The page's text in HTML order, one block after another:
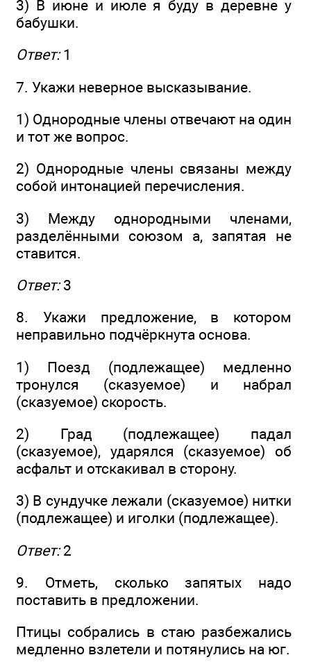
3) В июне и июле я буду в деревне у
бабушки.
Ответ:1
7. Укажи неверное высказывание.
1) Однородные члены отвечают на один
и тот же вопрос.
2) Однородные члены связаны между
собой интонацией перечисления.
3) Между однородными членами,
разделёнными союзом а, запятая не
ставится.
Ответ:3
8. Укажи предложение, в котором
неправильно подчёркнута основа.
1) Поезд (подлежащее) медленно
тронулся (сказуемое) и набрал
(сказуемое) скорость.
2) Град (подлежащее) падал
(сказуемое), ударялся (сказуемое) об
асфальт и отскакивал в сторону.
3) В сундучке лежали (сказуемое) нитки
(подлежащее) и иголки (подлежащее).
Ответ:2
9. Отметь, сколько запятых надо
поставить в предложении.
Птицы собрались в стаю разбежались
медленно взлетели и потянулись на юг.